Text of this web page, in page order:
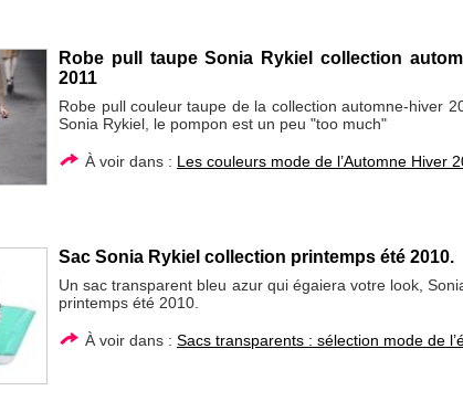
Robe pull taupe Sonia Rykiel collection
2011
Robe pull couleur taupe de la collection automne-hiver
Sonia Rykiel, le pompon est un peu "too much"
À voir dans : Les couleurs mode de l’Automne Hiver
Sac Sonia Rykiel collection printemps été 2010.
Un sac transparent bleu azur qui égaiera votre look,
printemps été 2010.
À voir dans :Sacs transparents : sélection mode de